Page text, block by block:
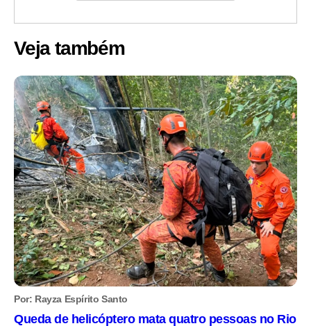
Veja também
Por: Rayza Espírito Santo
Queda de helicóptero mata quatro pessoas no Rio